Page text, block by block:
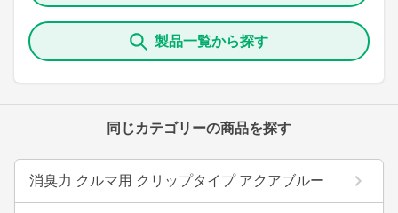
製品一覧から探す
同じカテゴリーの商品を探す
消臭力 クルマ用 クリップタイプ アクアブルー